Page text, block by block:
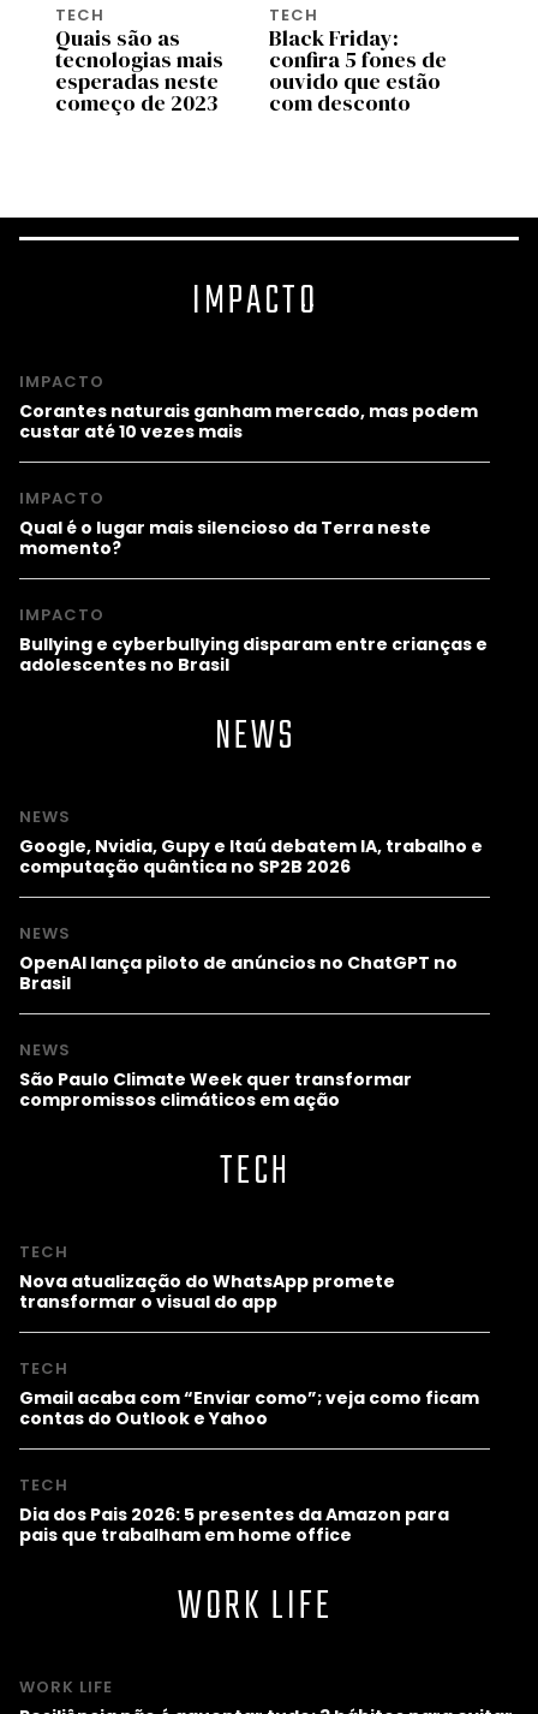
TECH
Quais são as
tecnologias mais
esperadas neste
começo de 2023
TECH
Black Friday:
confira 5 fones de
ouvido que estão
com desconto
IMPACTO
IMPACTO
Corantes naturais ganham mercado, mas podem
custar até 10 vezes mais
IMPACTO
Qual é o lugar mais silencioso da Terra neste
momento?
IMPACTO
Bullying e cyberbullying disparam entre crianças e
adolescentes no Brasil
NEWS
NEWS
Google, Nvidia, Gupy e Itaú debatem IA, trabalho e
computação quântica no SP2B 2026
NEWS
OpenAI lança piloto de anúncios no ChatGPT no
Brasil
NEWS
São Paulo Climate Week quer transformar
compromissos climáticos em ação
TECH
TECH
Nova atualização do WhatsApp promete
transformar o visual do app
TECH
Gmail acaba com “Enviar como”; veja como ficam
contas do Outlook e Yahoo
TECH
Dia dos Pais 2026: 5 presentes da Amazon para
pais que trabalham em home office
WORK LIFE
WORK LIFE